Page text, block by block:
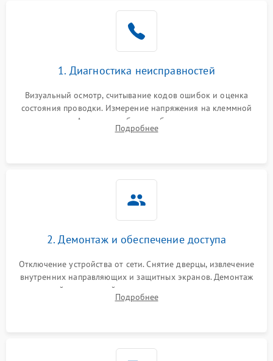
1. Диагностика неисправностей
Визуальный осмотр, считывание кодов ошибок и оценка
состояния проводки. Измерение напряжения на клеммной
колодке. Анализ жалоб на проблемы с нагревом,
конвекцией, панелью управления или блокировкой дверцы.
Подробнее
2. Демонтаж и обеспечение доступа
Отключение устройства от сети. Снятие дверцы, извлечение
внутренних направляющих и защитных экранов. Демонтаж
задней или верхней панели для прямого доступа к
нагревательным элементам, плате и вентиляторам.
Подробнее